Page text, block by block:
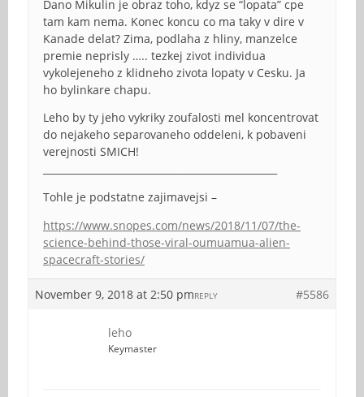
Dano Mikulin je obraz toho, kdyz se “lopata” cpe
tam kam nema. Konec koncu co ma taky v dire v
Kanade delat? Zima, podlaha z hliny, manzelce
premie neprisly ….. tezkej zivot individua
vykolejeneho z klidneho zivota lopaty v Cesku. Ja
ho bylinkare chapu.
Leho by ty jeho vykriky zoufalosti mel koncentrovat
do nejakeho separovaneho oddeleni, k pobaveni
verejnosti SMICH!
Tohle je podstatne zajimavejsi –
https://www.snopes.com/news/2018/11/07/the-
science-behind-those-viral-oumuamua-alien-
spacecraft-stories/
November 9, 2018 at 2:50 pm #5586
REPLY
leho
Keymaster